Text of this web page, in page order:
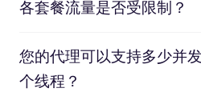
各套餐流量是否受限制？
您的代理可以支持多少并
个线程？